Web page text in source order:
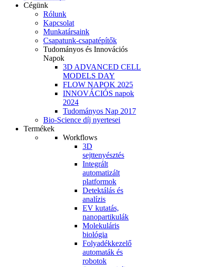
Cégünk
Rólunk
Kapcsolat
Munkatársaink
Csapatunk-csapatépítők
Tudományos és Innovációs
Napok
3D ADVANCED CELL
MODELS DAY
FLOW NAPOK 2025
INNOVÁCIÓS napok
2024
Tudományos Nap 2017
Bio-Science díj nyertesei
Termékek
Workflows
3D
sejttenyésztés
Integrált
automatizált
platformok
Detektálás és
analízis
EV kutatás,
nanopartikulák
Molekuláris
biológia
Folyadékkezelő
automaták és
robotok